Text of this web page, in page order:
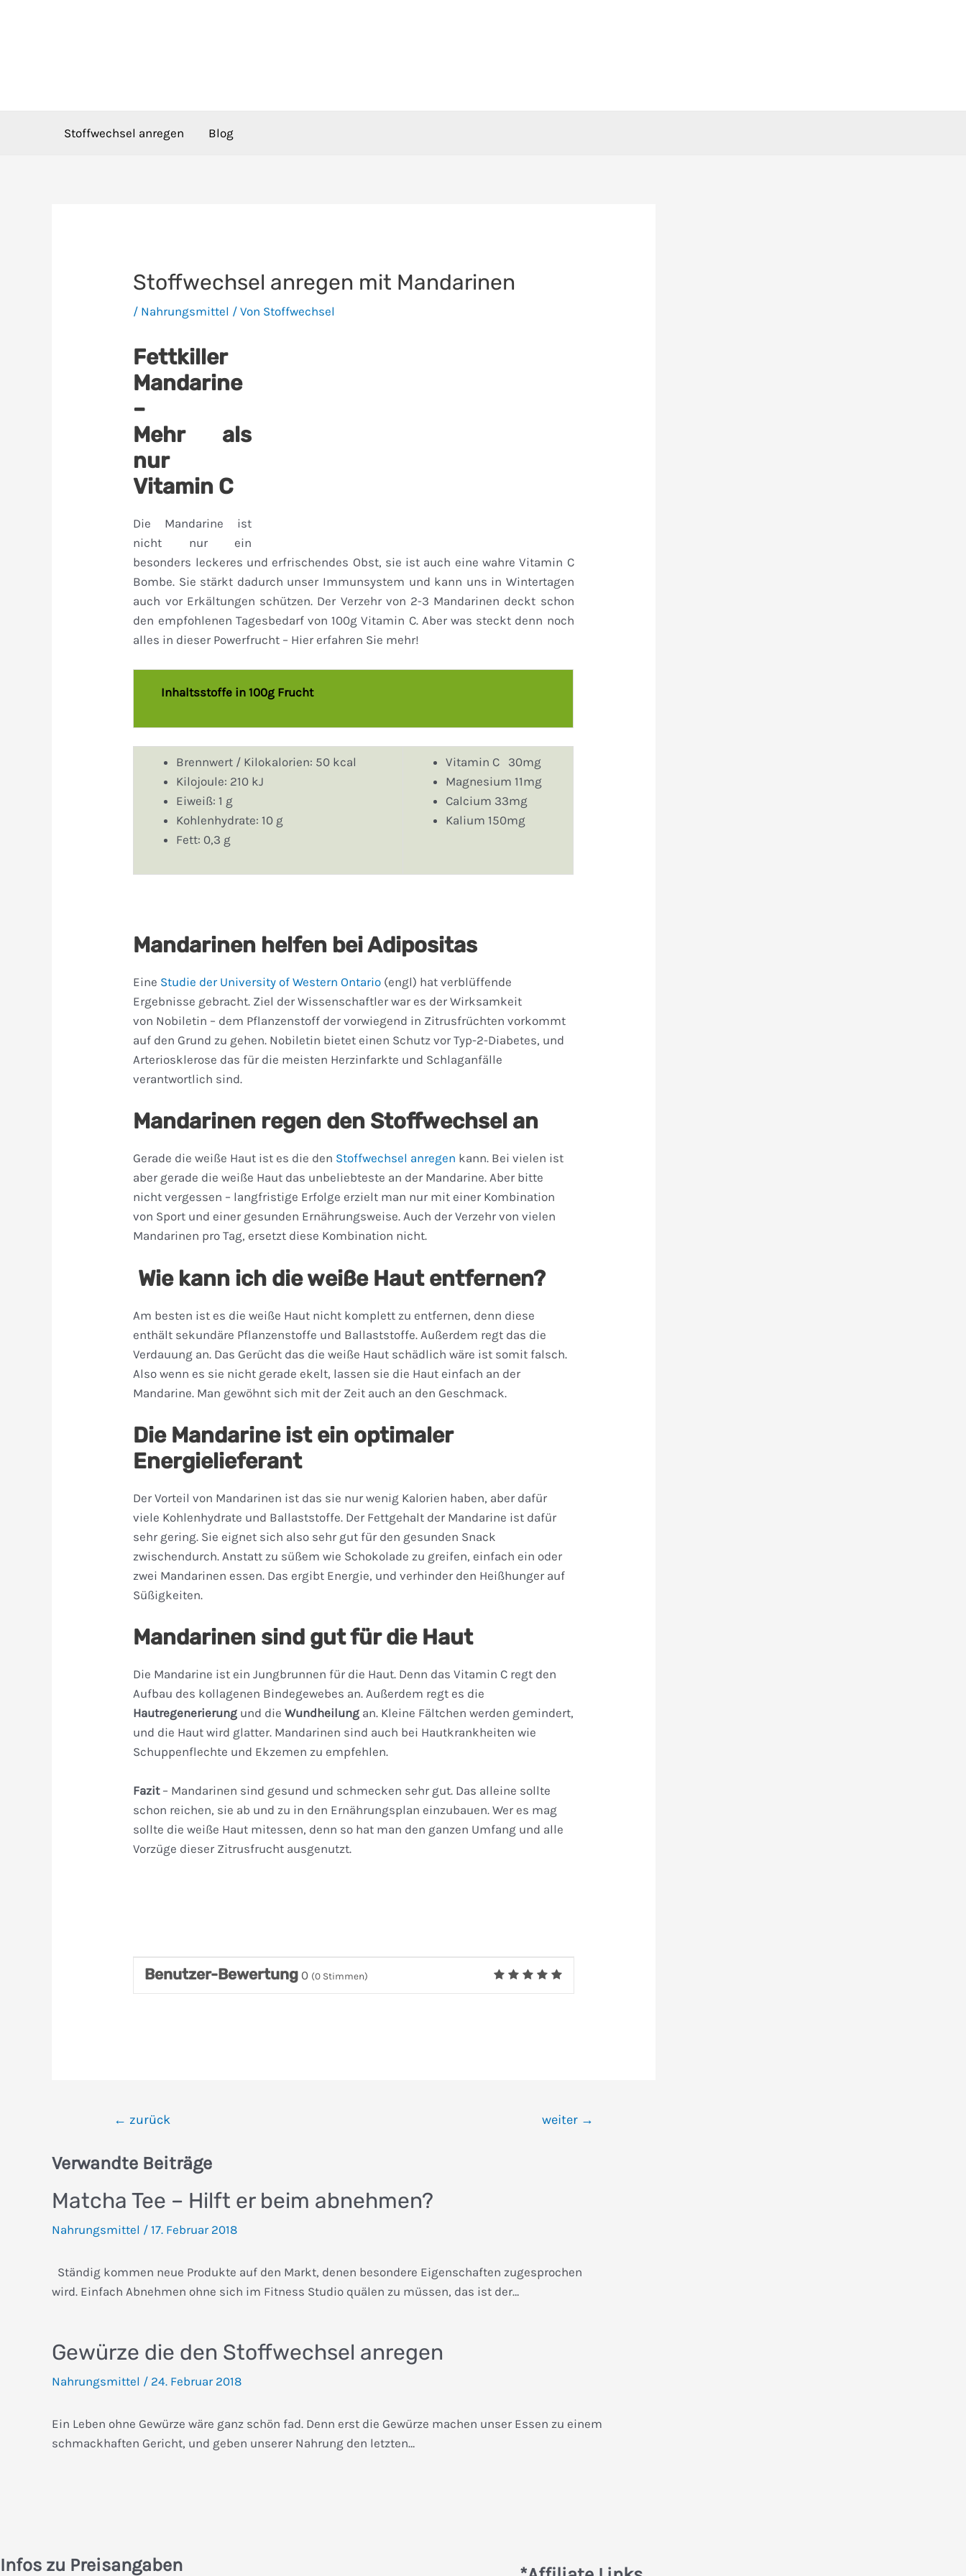
Stoffwechsel anregen Blog
Stoffwechsel anregen mit Mandarinen
/ Nahrungsmittel / Von Stoffwechsel
Fettkiller
Mandarine
–
Mehr als
nur
Vitamin C
Die Mandarine ist
nicht nur ein
besonders leckeres und erfrischendes Obst, sie ist auch eine wahre Vitamin C
Bombe. Sie stärkt dadurch unser Immunsystem und kann uns in Wintertagen
auch vor Erkältungen schützen. Der Verzehr von 2-3 Mandarinen deckt schon
den empfohlenen Tagesbedarf von 100g Vitamin C. Aber was steckt denn noch
alles in dieser Powerfrucht – Hier erfahren Sie mehr!
Inhaltsstoffe in 100g Frucht
Brennwert / Kilokalorien: 50 kcal
Kilojoule: 210 kJ
Eiweiß: 1 g
Kohlenhydrate: 10 g
Fett: 0,3 g
Vitamin C 30mg
Magnesium 11mg
Calcium 33mg
Kalium 150mg
Mandarinen helfen bei Adipositas
Eine Studie der University of Western Ontario (engl) hat verblüffende
Ergebnisse gebracht. Ziel der Wissenschaftler war es der Wirksamkeit
von Nobiletin – dem Pflanzenstoff der vorwiegend in Zitrusfrüchten vorkommt
auf den Grund zu gehen. Nobiletin bietet einen Schutz vor Typ-2-Diabetes, und
Arteriosklerose das für die meisten Herzinfarkte und Schlaganfälle
verantwortlich sind.
Mandarinen regen den Stoffwechsel an
Gerade die weiße Haut ist es die den Stoffwechsel anregen kann. Bei vielen ist
aber gerade die weiße Haut das unbeliebteste an der Mandarine. Aber bitte
nicht vergessen – langfristige Erfolge erzielt man nur mit einer Kombination
von Sport und einer gesunden Ernährungsweise. Auch der Verzehr von vielen
Mandarinen pro Tag, ersetzt diese Kombination nicht.
Wie kann ich die weiße Haut entfernen?
Am besten ist es die weiße Haut nicht komplett zu entfernen, denn diese
enthält sekundäre Pflanzenstoffe und Ballaststoffe. Außerdem regt das die
Verdauung an. Das Gerücht das die weiße Haut schädlich wäre ist somit falsch.
Also wenn es sie nicht gerade ekelt, lassen sie die Haut einfach an der
Mandarine. Man gewöhnt sich mit der Zeit auch an den Geschmack.
Die Mandarine ist ein optimaler
Energielieferant
Der Vorteil von Mandarinen ist das sie nur wenig Kalorien haben, aber dafür
viele Kohlenhydrate und Ballaststoffe. Der Fettgehalt der Mandarine ist dafür
sehr gering. Sie eignet sich also sehr gut für den gesunden Snack
zwischendurch. Anstatt zu süßem wie Schokolade zu greifen, einfach ein oder
zwei Mandarinen essen. Das ergibt Energie, und verhinder den Heißhunger auf
Süßigkeiten.
Mandarinen sind gut für die Haut
Die Mandarine ist ein Jungbrunnen für die Haut. Denn das Vitamin C regt den
Aufbau des kollagenen Bindegewebes an. Außerdem regt es die
Hautregenerierung und dieWundheilung an. Kleine Fältchen werden gemindert,
und die Haut wird glatter. Mandarinen sind auch bei Hautkrankheiten wie
Schuppenflechte und Ekzemen zu empfehlen.
Fazit– Mandarinen sind gesund und schmecken sehr gut. Das alleine sollte
schon reichen, sie ab und zu in den Ernährungsplan einzubauen. Wer es mag
sollte die weiße Haut mitessen, denn so hat man den ganzen Umfang und alle
Vorzüge dieser Zitrusfrucht ausgenutzt.
Benutzer-Bewertung 0 (0 Stimmen)
Beitragsnavigation
← zurück weiter →
Verwandte Beiträge
Matcha Tee – Hilft er beim abnehmen?
Nahrungsmittel / 17. Februar 2018
Ständig kommen neue Produkte auf den Markt, denen besondere Eigenschaften zugesprochen
wird. Einfach Abnehmen ohne sich im Fitness Studio quälen zu müssen, das ist der…
Gewürze die den Stoffwechsel anregen
Nahrungsmittel / 24. Februar 2018
Ein Leben ohne Gewürze wäre ganz schön fad. Denn erst die Gewürze machen unser Essen zu einem
schmackhaften Gericht, und geben unserer Nahrung den letzten…
Infos zu Preisangaben